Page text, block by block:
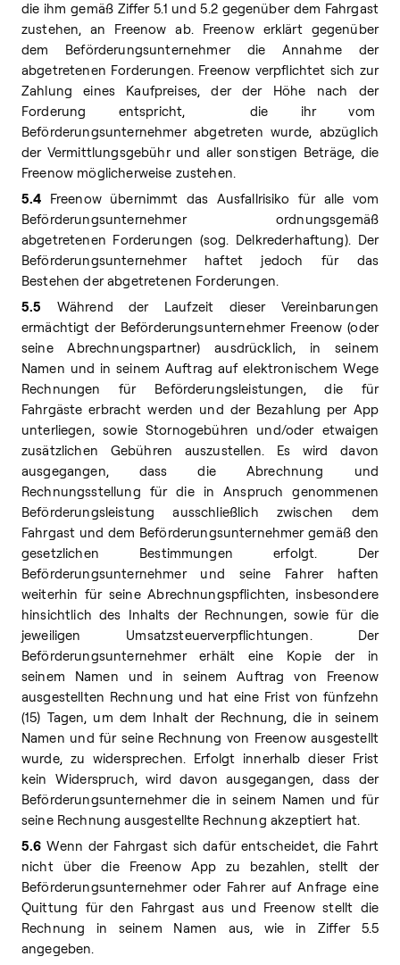
die ihm gemäß Ziffer 5.1 und 5.2 gegenüber dem Fahrgast
zustehen, an Freenow ab. Freenow erklärt gegenüber
dem Beförderungsunternehmer die Annahme der
abgetretenen Forderungen. Freenow verpflichtet sich zur
Zahlung eines Kaufpreises, der der Höhe nach der
Forderung entspricht, die ihr vom
Beförderungsunternehmer abgetreten wurde, abzüglich
der Vermittlungsgebühr und aller sonstigen Beträge, die
Freenow möglicherweise zustehen.
5.4 Freenow übernimmt das Ausfallrisiko für alle vom
Beförderungsunternehmer ordnungsgemäß
abgetretenen Forderungen (sog. Delkrederhaftung). Der
Beförderungsunternehmer haftet jedoch für das
Bestehen der abgetretenen Forderungen.
5.5 Während der Laufzeit dieser Vereinbarungen
ermächtigt der Beförderungsunternehmer Freenow (oder
seine Abrechnungspartner) ausdrücklich, in seinem
Namen und in seinem Auftrag auf elektronischem Wege
Rechnungen für Beförderungsleistungen, die für
Fahrgäste erbracht werden und der Bezahlung per App
unterliegen, sowie Stornogebühren und/oder etwaigen
zusätzlichen Gebühren auszustellen. Es wird davon
ausgegangen, dass die Abrechnung und
Rechnungsstellung für die in Anspruch genommenen
Beförderungsleistung ausschließlich zwischen dem
Fahrgast und dem Beförderungsunternehmer gemäß den
gesetzlichen Bestimmungen erfolgt. Der
Beförderungsunternehmer und seine Fahrer haften
weiterhin für seine Abrechnungspflichten, insbesondere
hinsichtlich des Inhalts der Rechnungen, sowie für die
jeweiligen Umsatzsteuerverpflichtungen. Der
Beförderungsunternehmer erhält eine Kopie der in
seinem Namen und in seinem Auftrag von Freenow
ausgestellten Rechnung und hat eine Frist von fünfzehn
(15) Tagen, um dem Inhalt der Rechnung, die in seinem
Namen und für seine Rechnung von Freenow ausgestellt
wurde, zu widersprechen. Erfolgt innerhalb dieser Frist
kein Widerspruch, wird davon ausgegangen, dass der
Beförderungsunternehmer die in seinem Namen und für
seine Rechnung ausgestellte Rechnung akzeptiert hat.
5.6 Wenn der Fahrgast sich dafür entscheidet, die Fahrt
nicht über die Freenow App zu bezahlen, stellt der
Beförderungsunternehmer oder Fahrer auf Anfrage eine
Quittung für den Fahrgast aus und Freenow stellt die
Rechnung in seinem Namen aus, wie in Ziffer 5.5
angegeben.